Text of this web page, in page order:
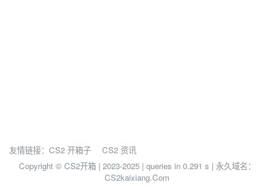
友情链接： CS2 开箱子
CS2 资讯
Copyright © CS2开箱 | 2023-2025 | queries in 0.291 s | 永久域名：
CS2kaixiang.Com